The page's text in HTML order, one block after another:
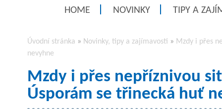
HOME NOVINKY TIPY A
Úvodní stránka » Novinky, tipy a zajímavosti » Mzdy i přes
nevyhne
Mzdy i přes nepříznivou
Úsporám se třinecká huť